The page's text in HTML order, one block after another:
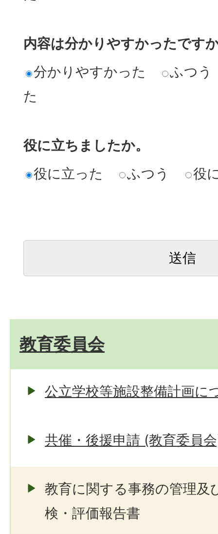
内容は分かりやすかったです
分かりやすかった
ふつう
た
役に立ちましたか。
役に立った
ふつう 役
教育委員会
公立学校等施設整備計画に
共催・後援申請 (教育委員
教育に関する事務の管理及
検・評価報告書